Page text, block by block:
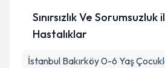
Sınırsızlık Ve Sorumsuzluk
Hastalıklar
İstanbul Bakırköy 0-6 Yaş